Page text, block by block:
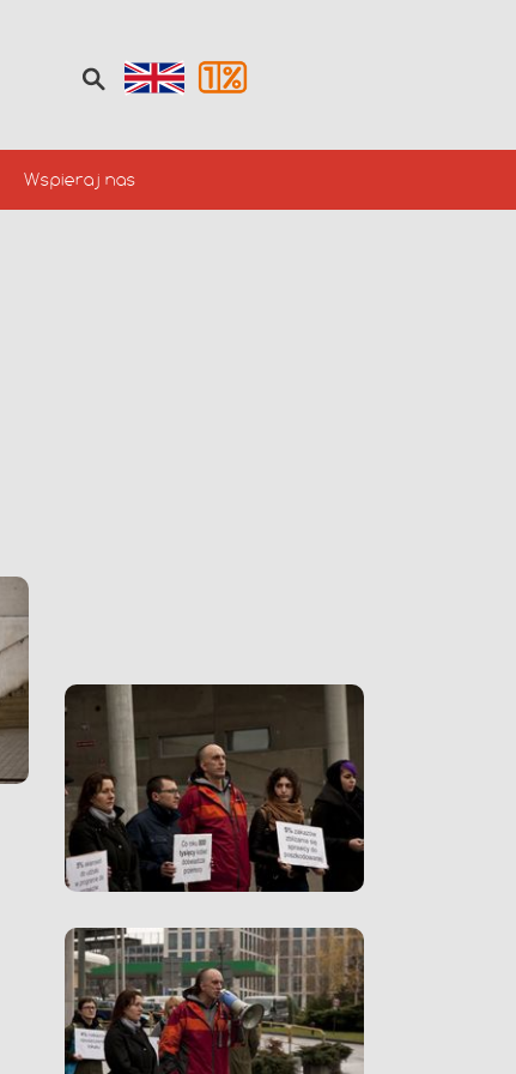
Wspieraj nas